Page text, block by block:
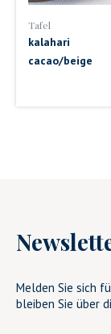
Tafel
kalahari
cacao/beige
Melden Sie sich
bleiben Sie über